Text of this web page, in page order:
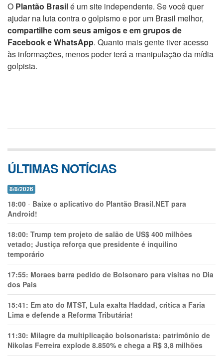
O Plantão Brasilé um site independente. Se você quer
ajudar na luta contra o golpismo e por um Brasil melhor,
compartilhe com seus amigos e em grupos de
Facebook e WhatsApp. Quanto mais gente tiver acesso
às informações, menos poder terá a manipulação da mídia
golpista.
ÚLTIMAS NOTÍCIAS
8/8/2026
18:00 - Baixe o aplicativo do Plantão Brasil.NET para
Android!
18:00: Trump tem projeto de salão de US$ 400 milhões
vetado; Justiça reforça que presidente é inquilino
temporário
17:55: Moraes barra pedido de Bolsonaro para visitas no Dia
dos Pais
15:41: Em ato do MTST, Lula exalta Haddad, critica a Faria
Lima e defende a Reforma Tributária!
11:30: Milagre da multiplicação bolsonarista: patrimônio de
Nikolas Ferreira explode 8.850% e chega a R$ 3,8 milhões